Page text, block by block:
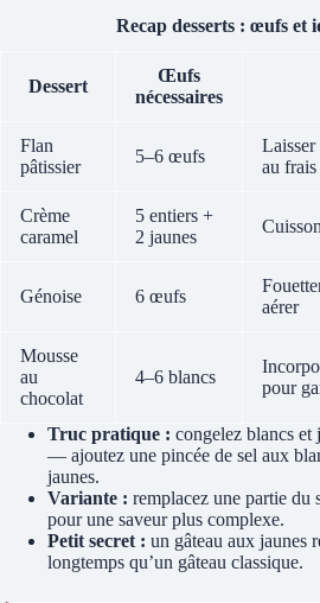
Recap desserts : œufs et
Dessert
Œufs
nécessaires
Flan
pâtissier
5–6 œufs
Laisser
au frais
Crème
caramel
5 entiers +
2 jaunes
Génoise 6 œufs
aérer
Mousse
au
chocolat
4–6 blancs
pour
Truc pratique : congelez blancs et
— ajoutez une pincée de sel aux
jaunes.
Variante : remplacez une partie du
pour une saveur plus complexe.
Petit secret : un gâteau aux jaunes
longtemps qu’un gâteau classique.